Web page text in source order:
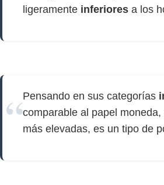
ligeramente inferiores a los
Pensando en sus categorías
comparable al papel
más elevadas, es un tipo de